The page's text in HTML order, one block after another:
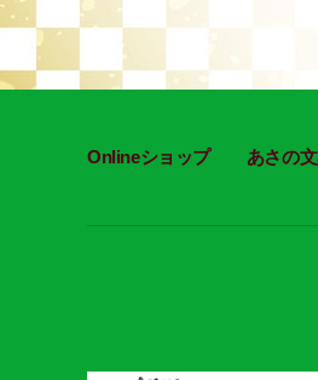
稿
の
ジ
Onlineショップ あさの